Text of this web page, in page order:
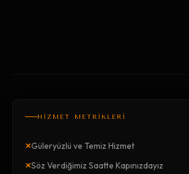
HİZMET METRİKLERİ
×Güleryüzlü ve Temiz Hizmet
×Söz Verdiğimiz Saatte Kapınızdayız